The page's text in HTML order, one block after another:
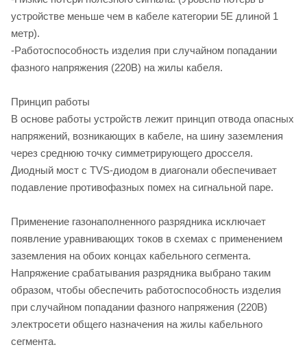
устройстве меньше чем в кабеле категории 5Е длиной 1
метр).
-Работоспособность изделия при случайном попадании
фазного напряжения (220В) на жилы кабеля.
Принцип работы
В основе работы устройств лежит принцип отвода опасных
напряжений, возникающих в кабеле, на шину заземления
через среднюю точку симметрирующего дросселя.
Диодный мост с TVS-диодом в диагонали обеспечивает
подавление противофазных помех на сигнальной паре.
Применение газонаполненного разрядника исключает
появление уравнивающих токов в схемах с применением
заземления на обоих концах кабельного сегмента.
Напряжение срабатывания разрядника выбрано таким
образом, чтобы обеспечить работоспособность изделия
при случайном попадании фазного напряжения (220В)
электросети общего назначения на жилы кабельного
сегмента.